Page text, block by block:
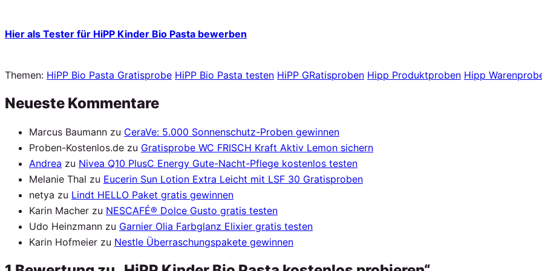
Hier als Tester für HiPP Kinder Bio Pasta bewerben
Themen: HiPP Bio Pasta Gratisprobe HiPP Bio Pasta testen HiPP GRatisproben Hipp Produktproben Hipp
Neueste Kommentare
Marcus Baumann zu CeraVe: 5.000 Sonnenschutz-Proben gewinnen
Proben-Kostenlos.de zu Gratisprobe WC FRISCH Kraft Aktiv Lemon sichern
Andrea zu Nivea Q10 PlusC Energy Gute-Nacht-Pflege kostenlos testen
Melanie Thal zu Eucerin Sun Lotion Extra Leicht mit LSF 30 Gratisproben
netya zu Lindt HELLO Paket gratis gewinnen
Karin Macher zu NESCAFÉ® Dolce Gusto gratis testen
Udo Heinzmann zu Garnier Olia Farbglanz Elixier gratis testen
Karin Hofmeier zu Nestle Überraschungspakete gewinnen